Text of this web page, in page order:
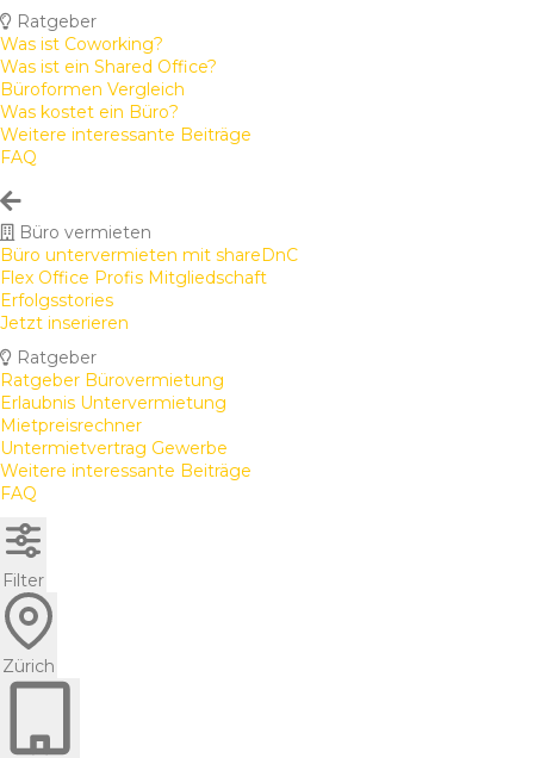
Ratgeber
Was ist Coworking?
Was ist ein Shared Office?
Büroformen Vergleich
Was kostet ein Büro?
Weitere interessante Beiträge
FAQ
Büro vermieten
Büro untervermieten mit shareDnC
Flex Office Profis Mitgliedschaft
Erfolgsstories
Jetzt inserieren
Ratgeber
Ratgeber Bürovermietung
Erlaubnis Untervermietung
Mietpreisrechner
Untermietvertrag Gewerbe
Weitere interessante Beiträge
FAQ
Filter
Zürich